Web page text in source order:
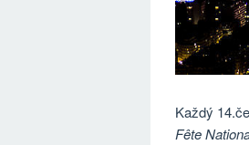
Každý
Fête